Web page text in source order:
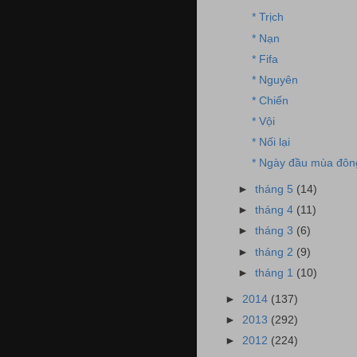
* Trịch
* Nạn
* Fifa
* Nguyên
* Chiến
* Vội
* Nối lại
* Ngày đầu mùa
►tháng 5 (14)
►tháng 4 (11)
►tháng 3 (6)
►tháng 2 (9)
►tháng 1 (10)
► 2014 (137)
► 2013 (292)
► 2012 (224)